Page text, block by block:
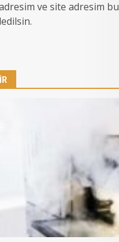
ve site adresim bu